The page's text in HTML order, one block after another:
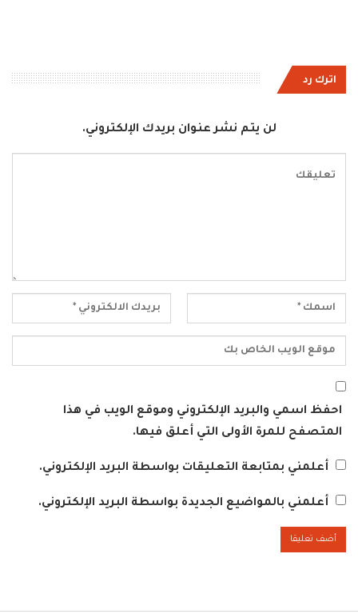
اترك رد
لن يتم نشر عنوان بريدك الإلكتروني.
احفظ اسمي والبريد الإلكتروني وموقع الويب في هذا
المتصفح للمرة الأولى التي أعلق فيها.
أعلمني بمتابعة التعليقات بواسطة البريد الإلكتروني.
أعلمني بالمواضيع الجديدة بواسطة البريد الإلكتروني.